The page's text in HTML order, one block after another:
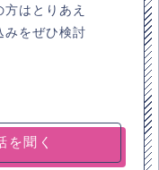
はとりあえ
をぜひ検討